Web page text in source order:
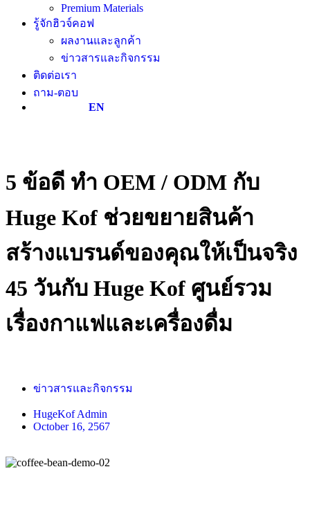
Premium Materials
รู้จักฮิวจ์คอฟ
ผลงานและลูกค้า
ข่าวสารและกิจกรรม
ติดต่อเรา
ถาม-ตอบ
EN
5 ข้อดี ทำ OEM / ODM กับ
Huge Kof ช่วยขยายสินค้า
สร้างแบรนด์ของคุณให้เป็นจริง
45 วันกับ Huge Kof ศูนย์รวม
เรื่องกาแฟและเครื่องดื่ม
ข่าวสารและกิจกรรม
HugeKof Admin
October 16, 2567